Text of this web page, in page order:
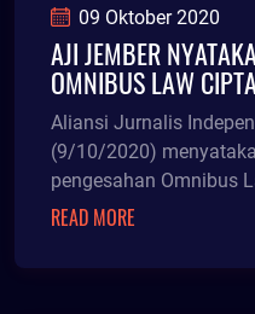
09 Oktober 2020
AJI JEMBER
OMNIBUS LAW
Aliansi Jurnalis
(9/10/2020)
pengesahan Omnibus
READ MORE